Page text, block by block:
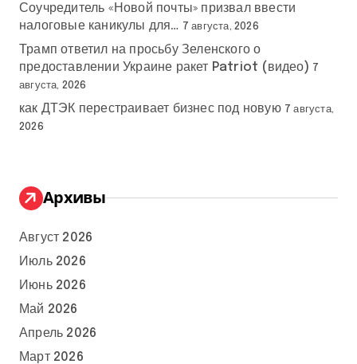
Соучредитель «Новой почты» призвал ввести
налоговые каникулы для… 7 августа, 2026
Трамп ответил на просьбу Зеленского о
предоставлении Украине ракет Patriot (видео) 7
августа, 2026
как ДТЭК перестраивает бизнес под новую 7 августа,
2026
Архивы
Август 2026
Июль 2026
Июнь 2026
Май 2026
Апрель 2026
Март 2026